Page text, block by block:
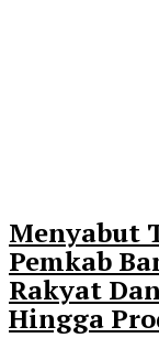
Menyabut
Pemkab
Rakyat
Hingga